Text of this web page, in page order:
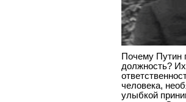
Почему Путин
должность? Их
человека,
улыбкой